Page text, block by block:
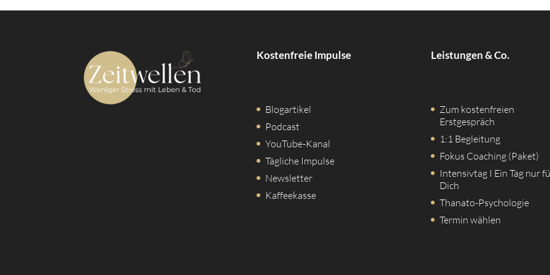
Kostenfreie Impulse
Blogartikel
Podcast
YouTube-Kanal
Tägliche Impulse
Newsletter
Kaffeekasse
Leistungen & Co.
Zum kostenfreien
Erstgespräch
1:1 Begleitung
Fokus Coaching (Paket)
Intensivtag I Ein Tag nur
Dich
Thanato-Psychologie
Termin wählen